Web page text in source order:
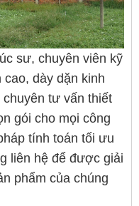
sư, chuyên viên kỹ
dày dặn kinh
tư vấn thiết
gói cho mọi công
tính toán tối ưu
liên hệ để được giải
phẩm của chúng